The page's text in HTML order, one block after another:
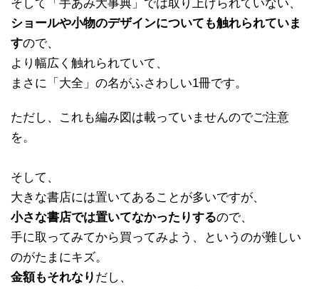
そして「手あみ大事典」では取り上げられていない、
ショールや小物のデザインについても触れられていま
すので、
より幅広く触れられていて、
まさに「大全」の名がふさわしい1冊です。
ただし、これも編み図は載っていませんのでご注意
を。
そして、
大きな書店には置いてあることが多いですが、
小さな書店では置いてなかったりするので、
手に取ってみてから買ってみよう、というのが難しい
のがたまにキズ。
金額もそれなり だし、